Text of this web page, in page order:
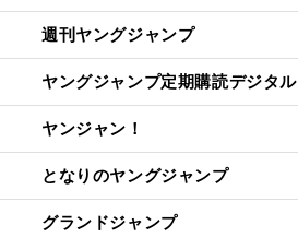
週刊ヤングジャンプ
ヤングジャンプ定期購読デジタル
ヤンジャン！
となりのヤングジャンプ
グランドジャンプ